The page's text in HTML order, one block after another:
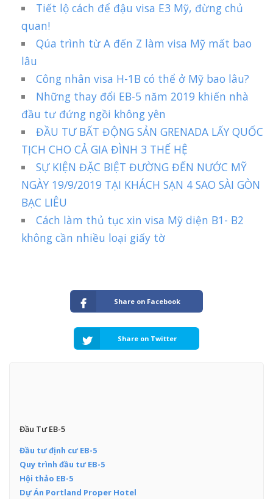
Tiết lộ cách để đậu visa E3 Mỹ, đừng chủ
quan!
Qúa trình từ A đến Z làm visa Mỹ mất bao
lâu
Công nhân visa H-1B có thể ở Mỹ bao lâu?
Những thay đổi EB-5 năm 2019 khiến nhà
đầu tư đứng ngồi không yên
ĐẦU TƯ BẤT ĐỘNG SẢN GRENADA LẤY QUỐC
TỊCH CHO CẢ GIA ĐÌNH 3 THẾ HỆ
SỰ KIỆN ĐẶC BIỆT ĐƯỜNG ĐẾN NƯỚC MỸ
NGÀY 19/9/2019 TẠI KHÁCH SẠN 4 SAO SÀI GÒN
BẠC LIÊU
Cách làm thủ tục xin visa Mỹ diện B1- B2
không cần nhiều loại giấy tờ
Share on Facebook
Share on Twitter
Đầu Tư EB-5
Đầu tư định cư EB-5
Quy trình đầu tư EB-5
Hội thảo EB-5
Dự Án Portland Proper Hotel